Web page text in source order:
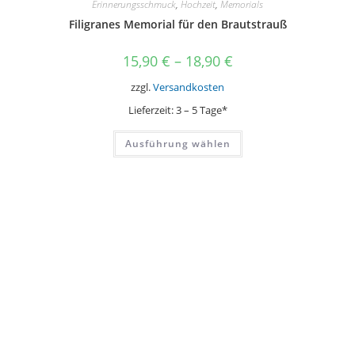
Erinnerungsschmuck, Hochzeit, Memorials
Filigranes Memorial für den Brautstrauß
15,90 € – 18,90 €
zzgl.Versandkosten
Lieferzeit:3 – 5 Tage*
Ausführung wählen
Dieses
weist